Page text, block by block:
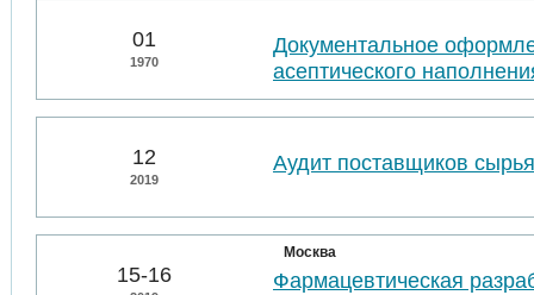
01
1970
Документальное
асептического
12
2019
Аудит поставщиков
15-16
Москва
Фармацевтическая